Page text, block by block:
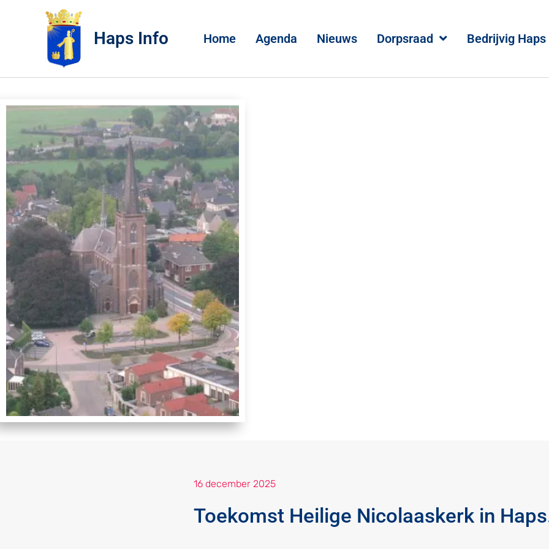
Haps Info Home Agenda Nieuws Dorpsraad Bedrijvig Haps
16 december 2025
Toekomst Heilige Nicolaaskerk in